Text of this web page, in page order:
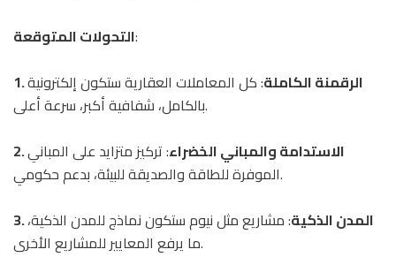
التحولات المتوقعة:
1. الرقمنة الكاملة: كل المعاملات العقارية ستكون إلكترونية
بالكامل، شفافية أكبر، سرعة أعلى.
2. الاستدامة والمباني الخضراء: تركيز متزايد على المباني
الموفرة للطاقة والصديقة للبيئة، بدعم حكومي.
3. المدن الذكية: مشاريع مثل نيوم ستكون نماذج للمدن الذكية،
ما يرفع المعايير للمشاريع الأخرى.